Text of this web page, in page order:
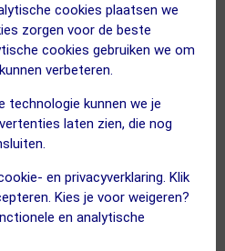
cookies plaatsen we
zorgen voor de beste
cookies gebruiken we om
verbeteren.
technologie kunnen we je
laten zien, die nog
en privacyverklaring. Klik
Kies je voor weigeren?
en analytische
SUMMER SALE